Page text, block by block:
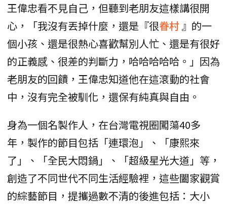
王偉忠看不見自己，但聽到老朋友這樣講很開
心，「我沒有丟掉什麼，還是『很眷村』的一
個小孩、還是很熱心喜歡幫別人忙、還是有很好
的正義感、很差的判斷力，哈哈哈哈哈。」因為
老朋友的回饋，王偉忠知道他在這滾動的社會
中，沒有完全被馴化，還保有純真與自由。
身為一個名製作人，在台灣電視圈闖蕩40多
年，製作的節目包括「連環泡」、「康熙來
了」、「全民大悶鍋」、「超級星光大道」等，
創造了不同世代不同生活經驗裡，這些闔家觀賞
的綜藝節目，提攜過數不清的後進包括：大小